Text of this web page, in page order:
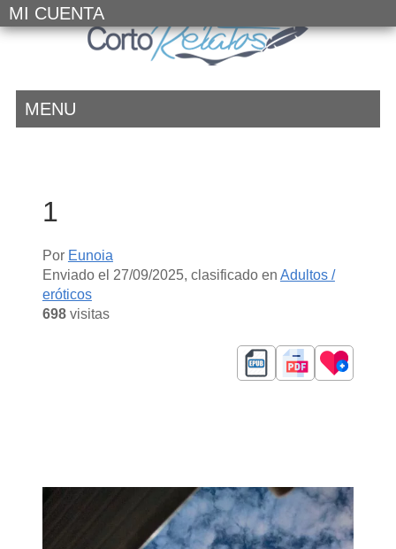
MI CUENTA
MENU
1
Por Eunoia
Enviado el 27/09/2025, clasificado en Adultos /
eróticos
698visitas